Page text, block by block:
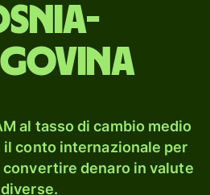
al tasso di cambio medio
il conto internazionale per
denaro in valute
diverse.